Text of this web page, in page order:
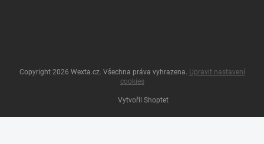
Vytvořil Shoptet
Copyright 2026 Wexta.cz. Všechna práva vyhrazena. Upravit nastavení
cookies